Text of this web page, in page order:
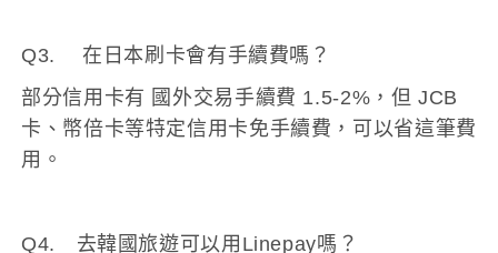
Q3. 在日本刷卡會有手續費嗎？
部分信用卡有 國外交易手續費 1.5-2%，但 JCB
卡、幣倍卡等特定信用卡免手續費，可以省這筆費
用。
Q4. 去韓國旅遊可以用Linepay嗎？